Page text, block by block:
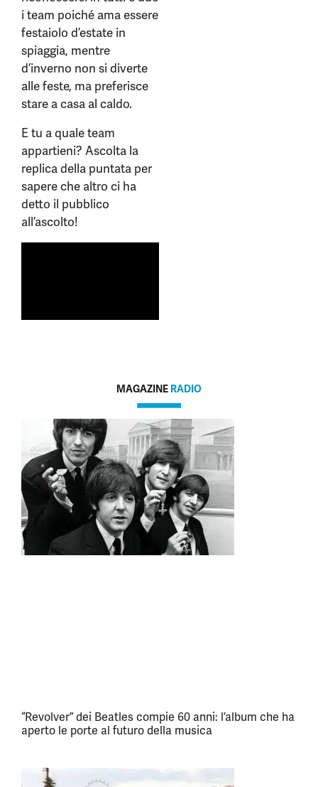
i team poiché ama essere
festaiolo d’estate in
spiaggia, mentre
d’inverno non si diverte
alle feste, ma preferisce
stare a casa al caldo.
E tu a quale team
appartieni? Ascolta la
replica della puntata per
sapere che altro ci ha
detto il pubblico
all’ascolto!
MAGAZINE RADIO
“Revolver” dei Beatles compie 60 anni: l’album che ha
aperto le porte al futuro della musica